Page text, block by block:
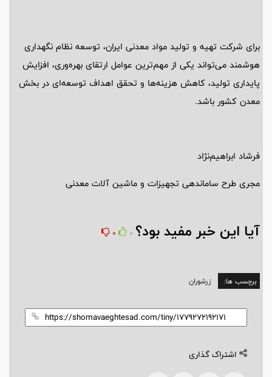
برای شرکت تهیه و تولید مواد معدنی ایران، توسعه نظام نگهداری
هوشمند می‌تواند یکی از مهم‌ترین عوامل ارتقای بهره‌وری، افزایش
پایداری تولید، کاهش هزینه‌ها و تحقق اهداف توسعه‌ای در بخش
معدن کشور باشد.
فرشاد ابراهیم‌نژاد
مجری طرح ساماندهی تجهیزات و ماشین آلات معدنی
آیا این خبر مفید بود؟ 0
0
برچسب ها: زرشوران
اشتراک گذاری